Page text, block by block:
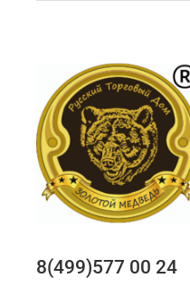
8(499)577 00 24